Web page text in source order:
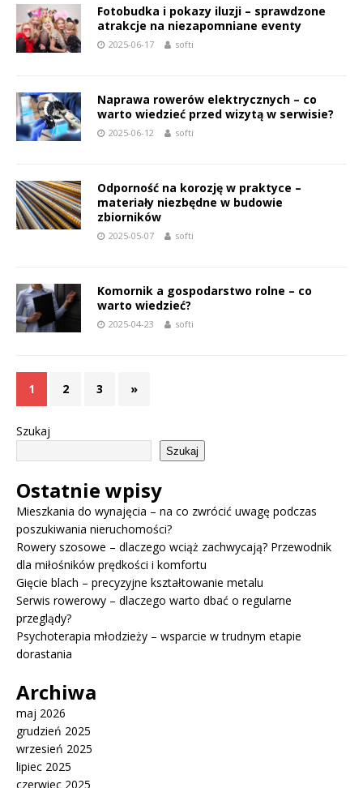
Fotobudka i pokazy iluzji – sprawdzone
atrakcje na niezapomniane eventy
2025-06-17 softi
Naprawa rowerów elektrycznych – co
warto wiedzieć przed wizytą w serwisie?
2025-06-12 softi
Odporność na korozję w praktyce –
materiały niezbędne w budowie
zbiorników
2025-05-07 softi
Komornik a gospodarstwo rolne – co
warto wiedzieć?
2025-04-23 softi
1 2 3 »
Szukaj
Szukaj
Ostatnie wpisy
Mieszkania do wynajęcia – na co zwrócić uwagę podczas
poszukiwania nieruchomości?
Rowery szosowe – dlaczego wciąż zachwycają? Przewodnik
dla miłośników prędkości i komfortu
Gięcie blach – precyzyjne kształtowanie metalu
Serwis rowerowy – dlaczego warto dbać o regularne
przeglądy?
Psychoterapia młodzieży – wsparcie w trudnym etapie
dorastania
Archiwa
maj 2026
grudzień 2025
wrzesień 2025
lipiec 2025
czerwiec 2025